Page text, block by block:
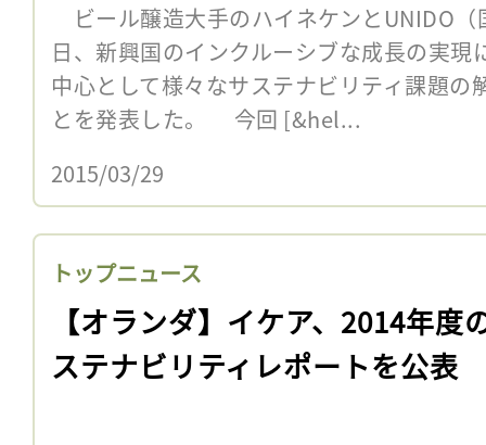
ビール醸造大手のハイネケンとUNIDO
日、新興国のインクルーシブな成長の実現
中心として様々なサステナビリティ課題の
とを発表した。 今回 [&hel...
2015/03/29
トップニュース
【オランダ】イケア、2014年度
ステナビリティレポートを公表